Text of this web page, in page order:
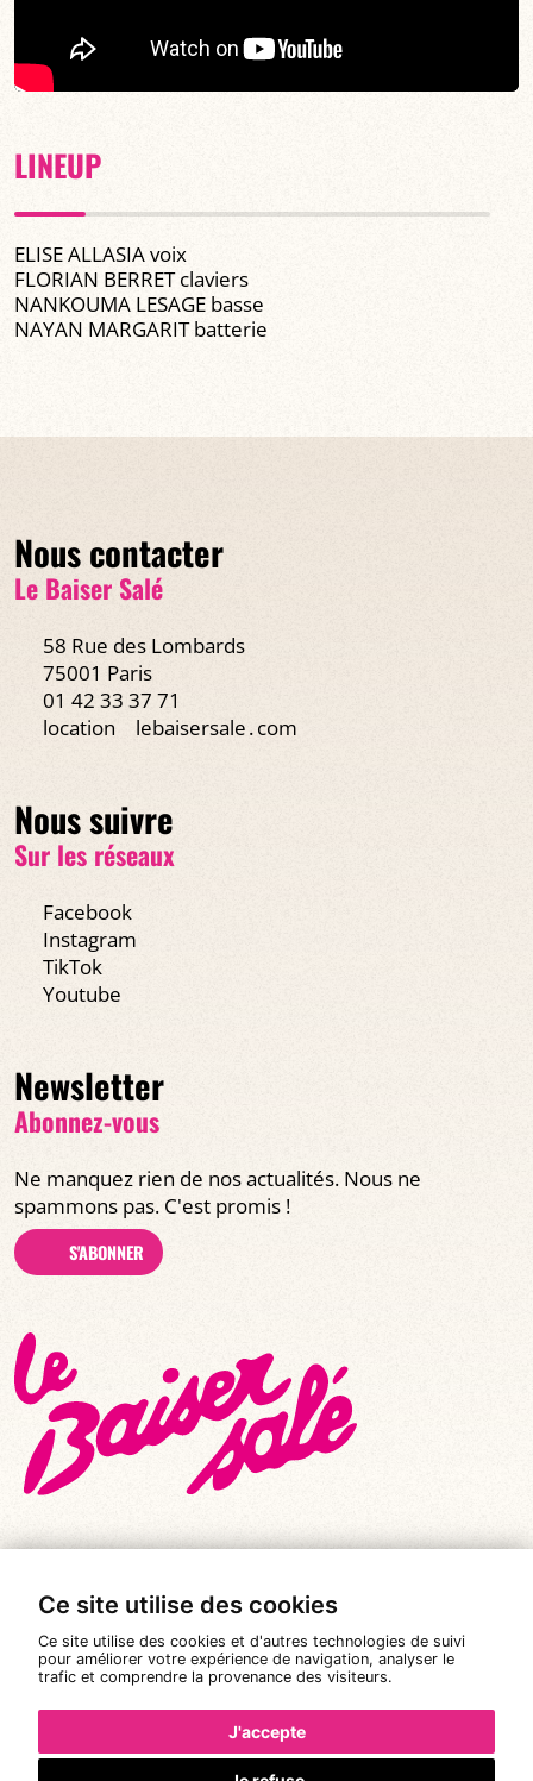
Ce site utilise des cookies
Ce site utilise des cookies et d'autres technologies de suivi
pour améliorer votre expérience de navigation, analyser le
trafic et comprendre la provenance des visiteurs.
J'accepte
LINEUP
ELISE ALLASIA voix
FLORIAN BERRET claviers
NANKOUMA LESAGE basse
NAYAN MARGARIT batterie
Nous contacter
Le Baiser Salé
58 Rue des Lombards
75001 Paris
01 42 33 37 71
location
lebaisersale․com
Nous suivre
Sur les réseaux
Facebook
Instagram
TikTok
Youtube
Newsletter
Abonnez-vous
Ne manquez rien de nos actualités. Nous ne
spammons pas. C'est promis !
S'ABONNER
© Tous droits réservés 2026 |
Le Baiser Salé
Mentions légales
Politique de confidentialité
Conditions Générales de Vente
Réalisation :Pixéine